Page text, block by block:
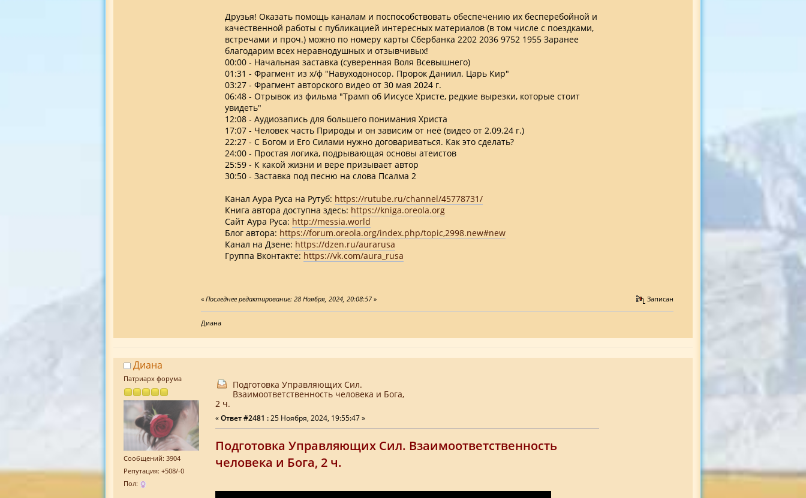
Друзья! Оказать помощь каналам и поспособствовать обеспечению их бесперебойной и
качественной работы с публикацией интересных материалов (в том числе с поездками,
встречами и проч.) можно по номеру карты Сбербанка 2202 2036 9752 1955 Заранее
благодарим всех неравнодушных и отзывчивых!
00:00 - Начальная заставка (суверенная Воля Всевышнего)
01:31 - Фрагмент из х/ф "Навуходоносор. Пророк Даниил. Царь Кир"
03:27 - Фрагмент авторского видео от 30 мая 2024 г.
06:48 - Отрывок из фильма "Трамп об Иисусе Христе, редкие вырезки, которые стоит
увидеть"
12:08 - Аудиозапись для большего понимания Христа
17:07 - Человек часть Природы и он зависим от неё (видео от 2.09.24 г.)
22:27 - С Богом и Его Силами нужно договариваться. Как это сделать?
24:00 - Простая логика, подрывающая основы атеистов
25:59 - К какой жизни и вере призывает автор
30:50 - Заставка под песню на слова Псалма 2
Канал Аура Руса на Рутуб: https://rutube.ru/channel/45778731/
Книга автора доступна здесь: https://kniga.oreola.org
Cайт Аура Руса: http://messia.world
Блог автора: https://forum.oreola.org/index.php/topic,2998.new#new
Канал на Дзене: https://dzen.ru/aurarusa
Группа Вконтакте: https://vk.com/aura_rusa
« Последнее редактирование: 28 Ноября, 2024, 20:08:57» Записан
Диана
Диана
Патриарх форума
Сообщений: 3904
Репутация: +508/-0
Пол:
Подготовка Управляющих Сил.
Взаимоответственность человека и Бога,
2 ч.
«Ответ #2481 : 25 Ноября, 2024, 19:55:47 »
Подготовка Управляющих Сил. Взаимоответственность
человека и Бога, 2 ч.